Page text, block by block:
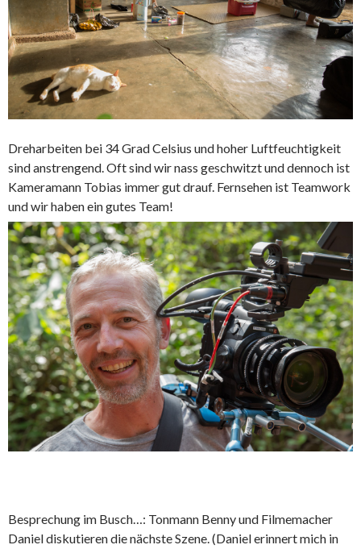
Dreharbeiten bei 34 Grad Celsius und hoher Luftfeuchtigkeit
sind anstrengend. Oft sind wir nass geschwitzt und dennoch ist
Kameramann Tobias immer gut drauf. Fernsehen ist Teamwork
und wir haben ein gutes Team!
Besprechung im Busch…: Tonmann Benny und Filmemacher
Daniel diskutieren die nächste Szene. (Daniel erinnert mich in